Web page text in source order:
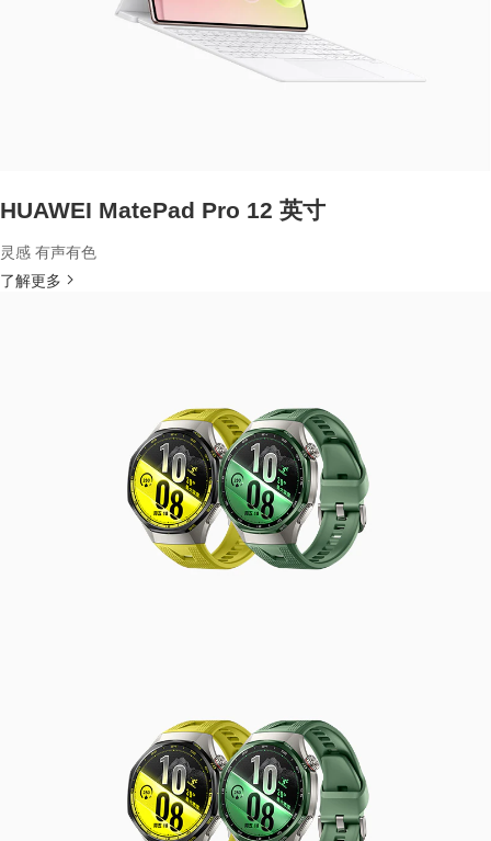
HUAWEI MatePad Pro 12 英寸
灵感 有声有色
了解更多